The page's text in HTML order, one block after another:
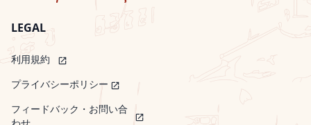
LEGAL
利用規約 open_in_new
プライバシーポリシー open_in_new
フィードバック・お問い合
open_in_new